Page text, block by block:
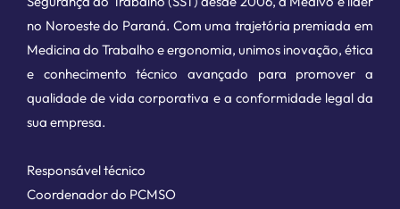
no Noroeste do Paraná. Com uma trajetória premiada em
Medicina do Trabalho e ergonomia, unimos inovação, ética
e conhecimento técnico avançado para promover a
qualidade de vida corporativa e a conformidade legal da
sua empresa.
Responsável técnico
Coordenador do PCMSO